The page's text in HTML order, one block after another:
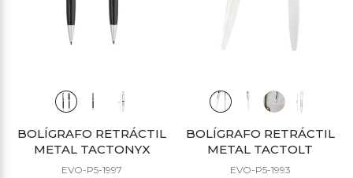
BOLÍGRAFO RETRÁCTIL
METAL TACTONYX
EVO-P5-1997
BOLÍGRAFO RETRÁCTIL
METAL TACTOLT
EVO-P5-1993